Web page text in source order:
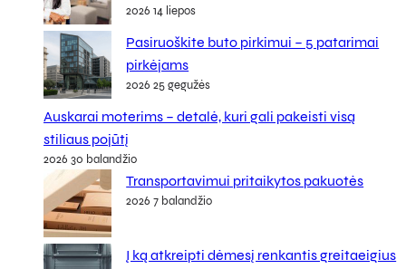
2026 14 liepos
Pasiruoškite buto pirkimui – 5 patarimai
pirkėjams
2026 25 gegužės
Auskarai moterims – detalė, kuri gali pakeisti visą
stiliaus pojūtį
2026 30 balandžio
Transportavimui pritaikytos pakuotės
2026 7 balandžio
Į ką atkreipti dėmesį renkantis greitaeigius